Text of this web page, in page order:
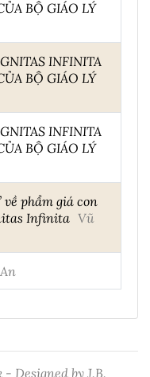
BỘ GIÁO LÝ
INFINITA
BỘ GIÁO LÝ
INFINITA
BỘ GIÁO LÝ
về phẩm giá con
Infinita Vũ
Designed by J.B.